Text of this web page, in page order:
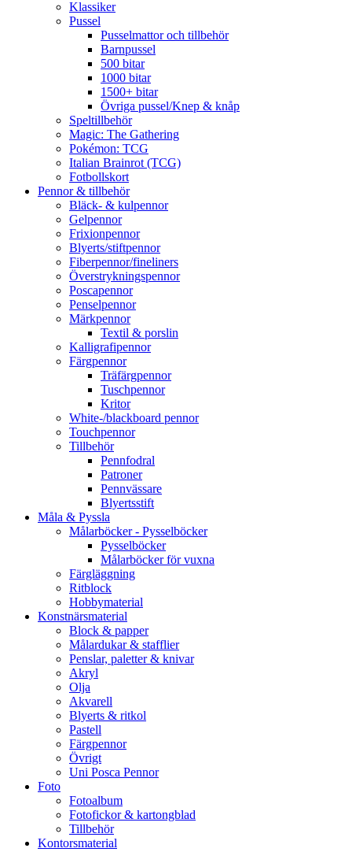
Klassiker
Pussel
Pusselmattor och tillbehör
Barnpussel
500 bitar
1000 bitar
1500+ bitar
Övriga pussel/Knep & knåp
Speltillbehör
Magic: The Gathering
Pokémon: TCG
Italian Brainrot (TCG)
Fotbollskort
Pennor & tillbehör
Bläck- & kulpennor
Gelpennor
Frixionpennor
Blyerts/stiftpennor
Fiberpennor/fineliners
Överstrykningspennor
Poscapennor
Penselpennor
Märkpennor
Textil & porslin
Kalligrafipennor
Färgpennor
Träfärgpennor
Tuschpennor
Kritor
White-/blackboard pennor
Touchpennor
Tillbehör
Pennfodral
Patroner
Pennvässare
Blyertsstift
Måla & Pyssla
Målarböcker - Pysselböcker
Pysselböcker
Målarböcker för vuxna
Färgläggning
Ritblock
Hobbymaterial
Konstnärsmaterial
Block & papper
Målardukar & stafflier
Penslar, paletter & knivar
Akryl
Olja
Akvarell
Blyerts & ritkol
Pastell
Färgpennor
Övrigt
Uni Posca Pennor
Foto
Fotoalbum
Fotofickor & kartongblad
Tillbehör
Kontorsmaterial